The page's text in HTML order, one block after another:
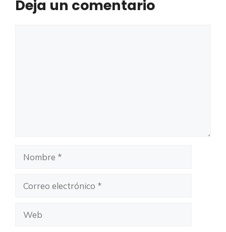
Deja un comentario
electrónico